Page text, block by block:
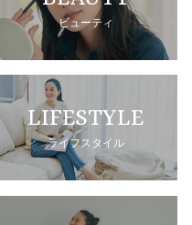
ビューティ
LIFESTYLE
ライフスタイル